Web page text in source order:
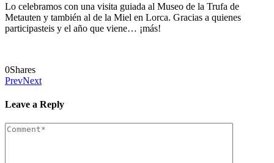
Lo celebramos con una visita guiada al Museo de la Trufa de
Metauten y también al de la Miel en Lorca. Gracias a quienes
participasteis y el año que viene… ¡más!
0Shares
PrevNext
Leave a Reply